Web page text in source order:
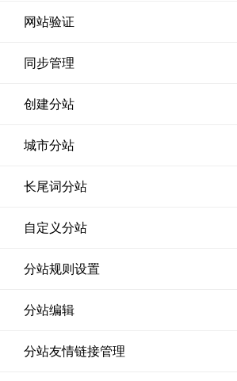
网站验证
同步管理
创建分站
城市分站
长尾词分站
自定义分站
分站规则设置
分站编辑
分站友情链接管理